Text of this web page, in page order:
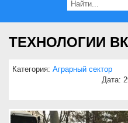
ТЕХНОЛОГИИ
Категория: Аграрный сектор
Дата: